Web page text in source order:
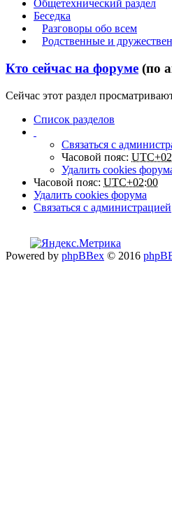
Общетехнический раздел
Беседка
Разговоры обо всем
Родственные и
Кто сейчас на форуме (по
Сейчас этот раздел
Список разделов
Связаться с
Часовой пояс:
Удалить cookies
Часовой пояс: UTC+02:00
Удалить cookies форума
Связаться с администрацией
Powered by phpBBex © 2016